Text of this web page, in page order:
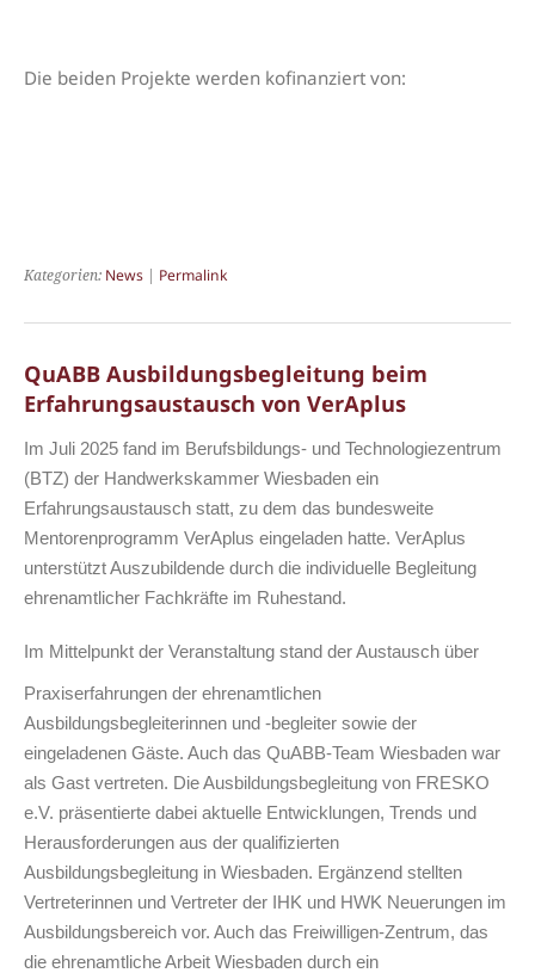
Die beiden Projekte werden kofinanziert von:
Kategorien: News | Permalink
QuABB Ausbildungsbegleitung beim
Erfahrungsaustausch von VerAplus
Im Juli 2025 fand im Berufsbildungs- und Technologiezentrum
(BTZ) der Handwerkskammer Wiesbaden ein
Erfahrungsaustausch statt, zu dem das bundesweite
Mentorenprogramm VerAplus eingeladen hatte. VerAplus
unterstützt Auszubildende durch die individuelle Begleitung
ehrenamtlicher Fachkräfte im Ruhestand.
Im Mittelpunkt der Veranstaltung stand der Austausch über
Praxiserfahrungen der ehrenamtlichen
Ausbildungsbegleiterinnen und -begleiter sowie der
eingeladenen Gäste. Auch das QuABB-Team Wiesbaden war
als Gast vertreten. Die Ausbildungsbegleitung von FRESKO
e.V. präsentierte dabei aktuelle Entwicklungen, Trends und
Herausforderungen aus der qualifizierten
Ausbildungsbegleitung in Wiesbaden. Ergänzend stellten
Vertreterinnen und Vertreter der IHK und HWK Neuerungen im
Ausbildungsbereich vor. Auch das Freiwilligen-Zentrum, das
die ehrenamtliche Arbeit Wiesbaden durch ein